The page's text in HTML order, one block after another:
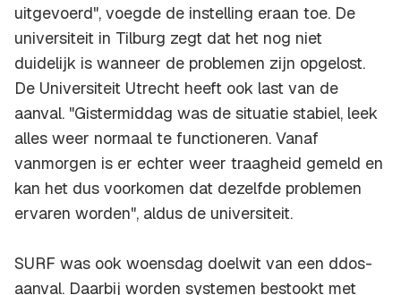
uitgevoerd", voegde de instelling eraan toe. De
universiteit in Tilburg zegt dat het nog niet
duidelijk is wanneer de problemen zijn opgelost.
De Universiteit Utrecht heeft ook last van de
aanval. "Gistermiddag was de situatie stabiel, leek
alles weer normaal te functioneren. Vanaf
vanmorgen is er echter weer traagheid gemeld en
kan het dus voorkomen dat dezelfde problemen
ervaren worden", aldus de universiteit.
SURF was ook woensdag doelwit van een ddos-
aanval. Daarbij worden systemen bestookt met